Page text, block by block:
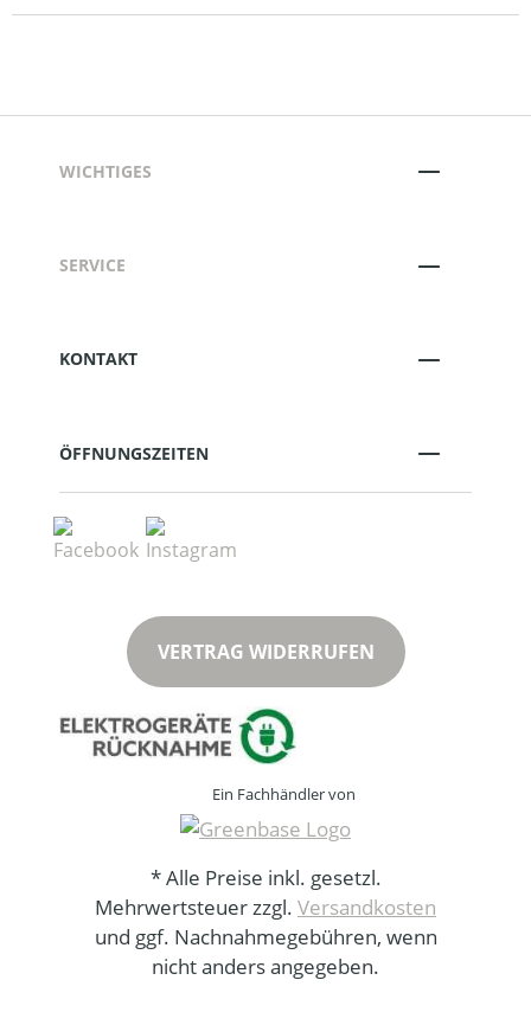
WICHTIGES
SERVICE
KONTAKT
ÖFFNUNGSZEITEN
VERTRAG WIDERRUFEN
Ein Fachhändler von
* Alle Preise inkl. gesetzl.
Mehrwertsteuer zzgl. Versandkosten
und ggf. Nachnahmegebühren, wenn
nicht anders angegeben.